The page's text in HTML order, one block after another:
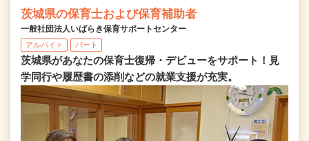
茨城県の保育士および保育補助者
一般社団法人いばらき保育サポートセンター
アルバイト パート
茨城県があなたの保育士復帰・デビューをサポート！見
学同行や履歴書の添削などの就業支援が充実。